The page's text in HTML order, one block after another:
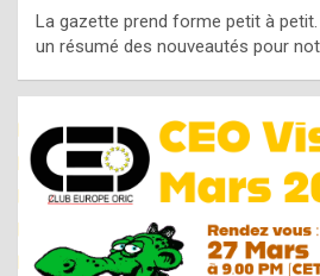
e
n
u
i
n
e
R
o
La gazette prend forme petit à petit.
un résumé des nouveautés pour